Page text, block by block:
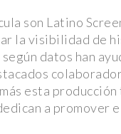
son Latino
la visibilidad de
datos han
esta
a promover